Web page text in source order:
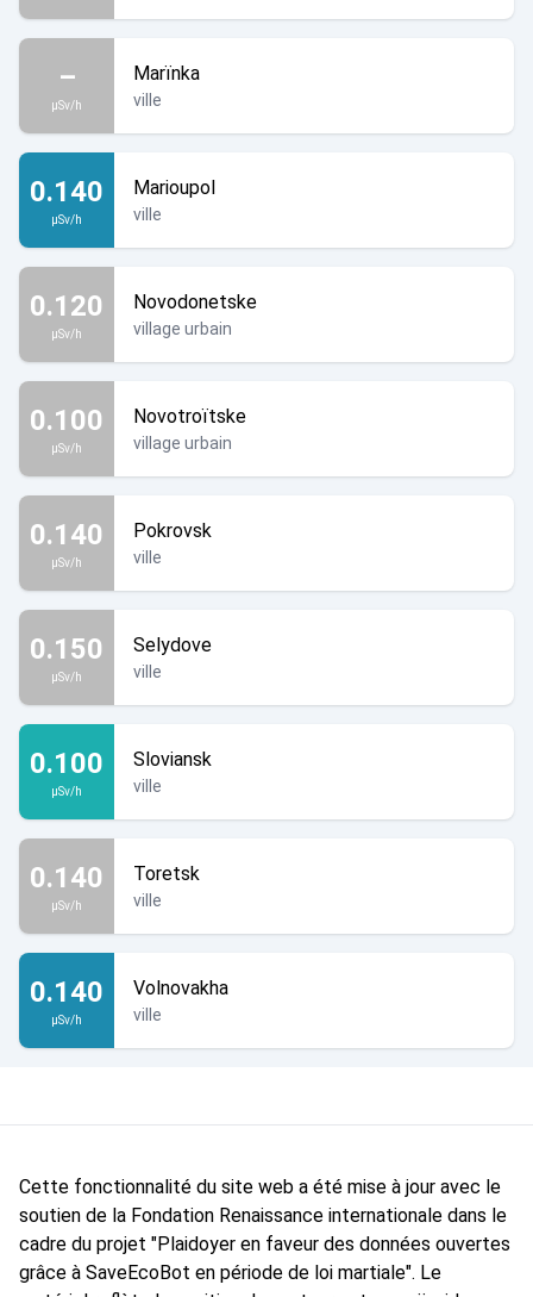
–
µSv/h
Marïnka
ville
0.140
µSv/h
Marioupol
ville
0.120
µSv/h
Novodonetske
village urbain
0.100
µSv/h
Novotroïtske
village urbain
0.140
µSv/h
Pokrovsk
ville
0.150
µSv/h
Selydove
ville
0.100
µSv/h
Sloviansk
ville
0.140
µSv/h
Toretsk
ville
0.140
µSv/h
Volnovakha
ville
Cette fonctionnalité du site web a été mise à jour avec le
soutien de la Fondation Renaissance internationale dans le
cadre du projet "Plaidoyer en faveur des données ouvertes
grâce à SaveEcoBot en période de loi martiale". Le